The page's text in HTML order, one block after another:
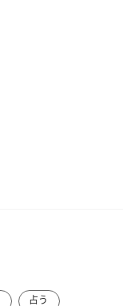
占う